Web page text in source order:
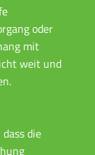
oder
mit
weit und
die